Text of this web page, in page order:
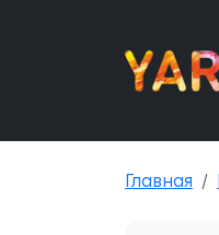
Главная